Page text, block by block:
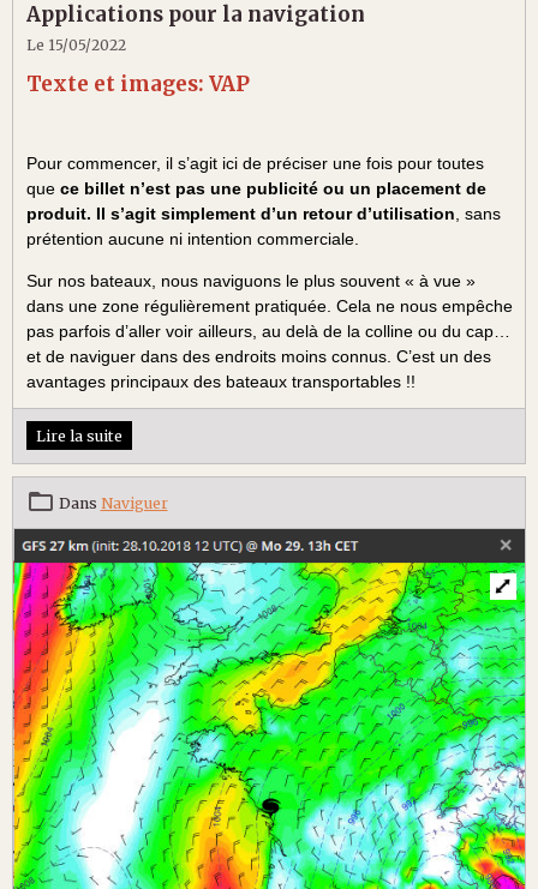
Applications pour la navigation
Le 15/05/2022
Texte et images: VAP
Pour commencer, il s’agit ici de préciser une fois pour toutes
que ce billet n’est pas une publicité ou un placement de
produit. Il s’agit simplement d’un retour d’utilisation, sans
prétention aucune ni intention commerciale.
Sur nos bateaux, nous naviguons le plus souvent « à vue »
dans une zone régulièrement pratiquée. Cela ne nous empêche
pas parfois d’aller voir ailleurs, au delà de la colline ou du cap…
et de naviguer dans des endroits moins connus. C’est un des
avantages principaux des bateaux transportables !!
Lire la suite
Dans Naviguer